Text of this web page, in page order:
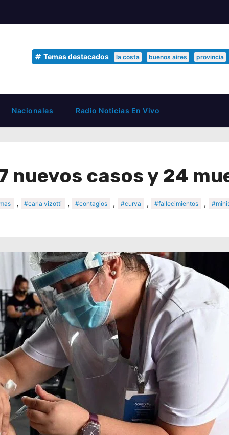
Temas destacados la costa buenos aires provincia
Nacionales Radio Noticias En Vivo
nuevos casos y 24
, #carla vizotti , #contagios , #curva , #fallecimientos ,